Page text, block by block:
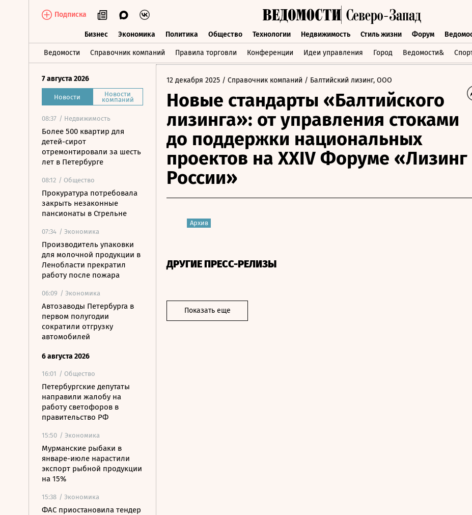
Подписка
Бизнес Экономика Политика Общество Технологии Недвижимость Стиль жизни Форум
Ведомости Справочник компаний Правила торговли Конференции Идеи управления Город Ведомости&
Бизнес Экономика Политика Общество Технологии Недвижимость Стиль жизни Форум
7 августа 2026
Новости Новости
компаний
08:37 / Недвижимость
Более 500 квартир для
детей-сирот
отремонтировали за шесть
лет в Петербурге
08:12 / Общество
Прокуратура потребовала
закрыть незаконные
пансионаты в Стрельне
07:34 / Экономика
Производитель упаковки
для молочной продукции в
Ленобласти прекратил
работу после пожара
06:09 / Экономика
Автозаводы Петербурга в
первом полугодии
сократили отгрузку
автомобилей
6 августа 2026
16:01 / Общество
Петербургские депутаты
направили жалобу на
работу светофоров в
правительство РФ
15:50 / Экономика
Мурманские рыбаки в
январе-июле нарастили
экспорт рыбной продукции
на 15%
15:38 / Экономика
ФАС приостановила тендер
12 декабря 2025 / Справочник компаний / Балтийский лизинг, ООО
Новые стандарты «Балтийского
лизинга»: от управления стоками
до поддержки национальных
проектов на XXIV Форуме «Лизинг
России»
Архив
ДРУГИЕ ПРЕСС-РЕЛИЗЫ
Показать еще